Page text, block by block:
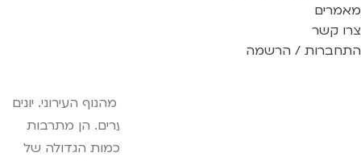
על יונים ודוקרנים
ישנם בעלי חיים ההופכים חלק בלתי נפרד מהנוף העירוני. יונים
הן אחד מסוגי הציפורים הנפוצים ביותר בערים. הן מתרבות
במהירות ונהנות מחיים טובים. עם זאת, הכמות הגדולה של
מאמרים
צרו קשר
התחברות / הרשמה